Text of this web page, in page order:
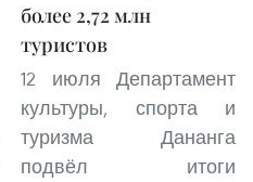
более 2,72 млн
туристов
12 июля Департамент
культуры, спорта и
туризма Дананга
подвёл итоги